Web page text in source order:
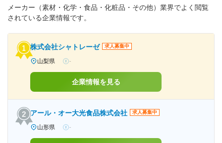
メーカー（素材・化学・食品・化粧品・その他）業界でよく閲覧
されている企業情報です。
株式会社シャトレーゼ 求人募集中
山梨県 -
企業情報を見る
アール・オー大光食品株式会社 求人募集中
山形県 -